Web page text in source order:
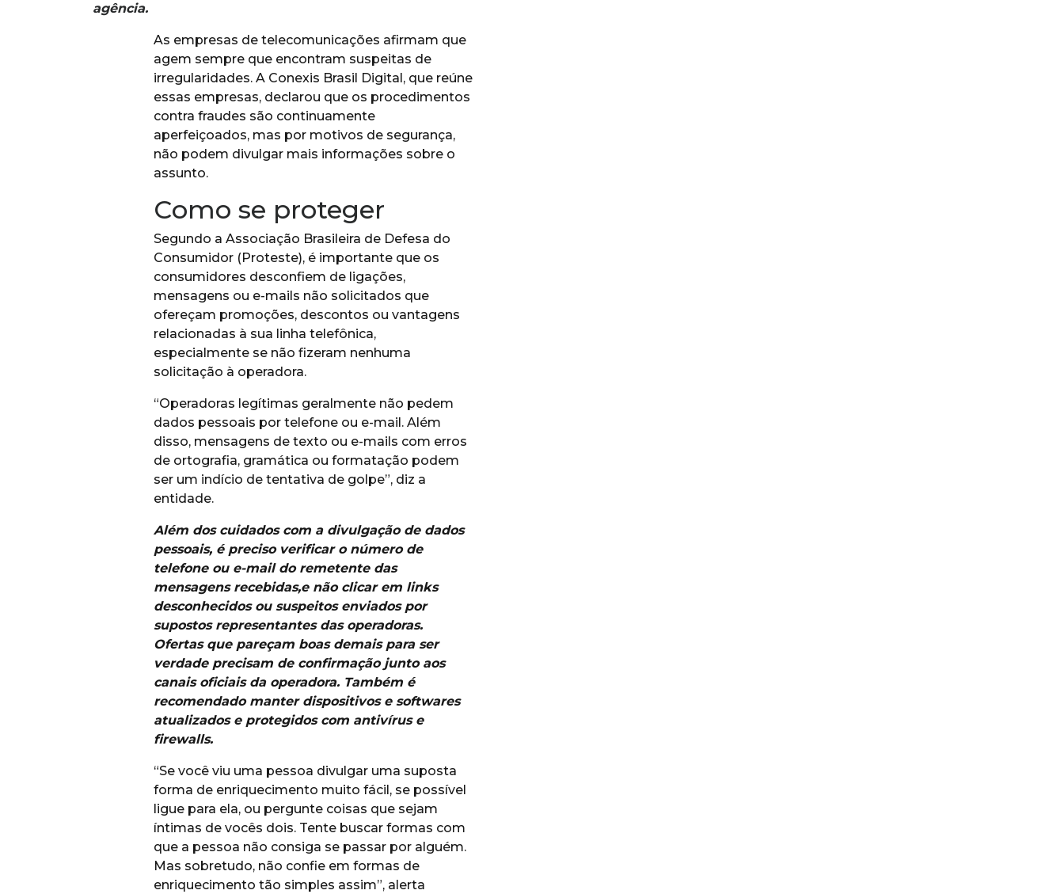
agência.
As empresas de telecomunicações afirmam que
agem sempre que encontram suspeitas de
irregularidades. A Conexis Brasil Digital, que reúne
essas empresas, declarou que os procedimentos
contra fraudes são continuamente
aperfeiçoados, mas por motivos de segurança,
não podem divulgar mais informações sobre o
assunto.
Como se proteger
Segundo a Associação Brasileira de Defesa do
Consumidor (Proteste), é importante que os
consumidores desconfiem de ligações,
mensagens ou e-mails não solicitados que
ofereçam promoções, descontos ou vantagens
relacionadas à sua linha telefônica,
especialmente se não fizeram nenhuma
solicitação à operadora.
“Operadoras legítimas geralmente não pedem
dados pessoais por telefone ou e-mail. Além
disso, mensagens de texto ou e-mails com erros
de ortografia, gramática ou formatação podem
ser um indício de tentativa de golpe”, diz a
entidade.
Além dos cuidados com a divulgação de dados
pessoais, é preciso verificar o número de
telefone ou e-mail do remetente das
mensagens recebidas,e não clicar em links
desconhecidos ou suspeitos enviados por
supostos representantes das operadoras.
Ofertas que pareçam boas demais para ser
verdade precisam de confirmação junto aos
canais oficiais da operadora. Também é
recomendado manter dispositivos e softwares
atualizados e protegidos com antivírus e
firewalls.
“Se você viu uma pessoa divulgar uma suposta
forma de enriquecimento muito fácil, se possível
ligue para ela, ou pergunte coisas que sejam
íntimas de vocês dois. Tente buscar formas com
que a pessoa não consiga se passar por alguém.
Mas sobretudo, não confie em formas de
enriquecimento tão simples assim”, alerta